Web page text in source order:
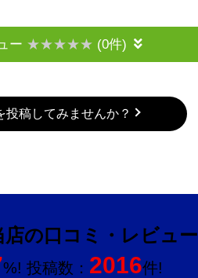
ー (0件)
投稿してみませんか？
店の口コミ・レビュー
%! 投稿数： 2016件!